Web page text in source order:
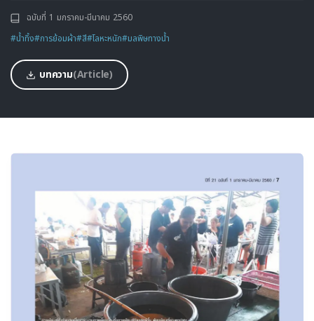
ฉบับที่ 1 มกราคม-มีนาคม 2560
#น้ำทิ้ง#การย้อมผ้า#สี#โลหะหนัก#มลพิษทางน้ำ
บทความ(Article)